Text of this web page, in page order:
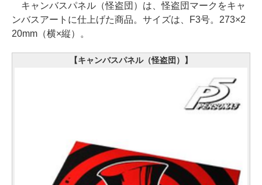
キャンバスパネル（怪盗団）は、怪盗団マークをキャ
ンバスアートに仕上げた商品。サイズは、F3号。273×2
20mm（横×縦）。
【キャンバスパネル（怪盗団）】